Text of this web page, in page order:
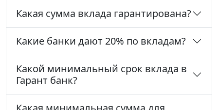
Какая сумма вклада гарантирована?
Какие банки дают 20% по вкладам?
Какой минимальный срок вклада в
Гарант банк?